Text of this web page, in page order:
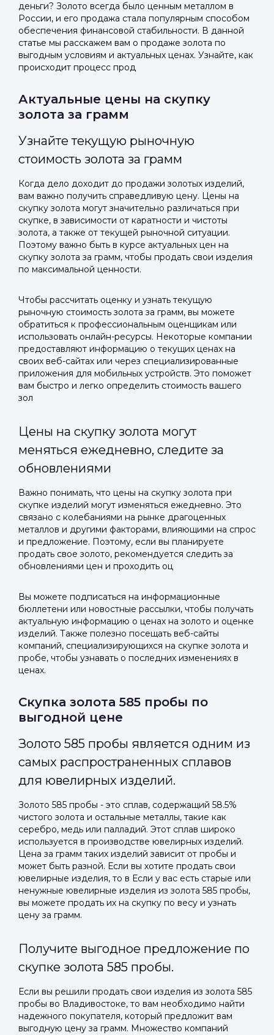
деньги? Золото всегда было ценным металлом в
России, и его продажа стала популярным способом
обеспечения финансовой стабильности. В данной
статье мы расскажем вам о продаже золота по
выгодным условиям и актуальных ценах. Узнайте, как
происходит процесс прод
Актуальные цены на скупку
золота за грамм
Узнайте текущую рыночную
стоимость золота за грамм
Когда дело доходит до продажи золотых изделий,
вам важно получить справедливую цену. Цены на
скупку золота могут значительно различаться при
скупке, в зависимости от каратности и чистоты
золота, а также от текущей рыночной ситуации.
Поэтому важно быть в курсе актуальных цен на
скупку золота за грамм, чтобы продать свои изделия
по максимальной ценности.
Чтобы рассчитать оценку и узнать текущую
рыночную стоимость золота за грамм, вы можете
обратиться к профессиональным оценщикам или
использовать онлайн-ресурсы. Некоторые компании
предоставляют информацию о текущих ценах на
своих веб-сайтах или через специализированные
приложения для мобильных устройств. Это поможет
вам быстро и легко определить стоимость вашего
зол
Цены на скупку золота могут
меняться ежедневно, следите за
обновлениями
Важно понимать, что цены на скупку золота при
скупке изделий могут изменяться ежедневно. Это
связано с колебаниями на рынке драгоценных
металлов и другими факторами, влияющими на спрос
и предложение. Поэтому, если вы планируете
продать свое золото, рекомендуется следить за
обновлениями цен и проходить оц
Вы можете подписаться на информационные
бюллетени или новостные рассылки, чтобы получать
актуальную информацию о ценах на золото и оценке
изделий. Также полезно посещать веб-сайты
компаний, специализирующихся на скупке золота и
пробе, чтобы узнавать о последних изменениях в
ценах.
Скупка золота 585 пробы по
выгодной цене
Золото 585 пробы является одним из
самых распространенных сплавов
для ювелирных изделий.
Золото 585 пробы - это сплав, содержащий 58.5%
чистого золота и остальные металлы, такие как
серебро, медь или палладий. Этот сплав широко
используется в производстве ювелирных изделий.
Цена за грамм таких изделий зависит от пробы и
может быть разной. Если вы хотите продать свои
ювелирные изделия, то в Если у вас есть старые или
ненужные ювелирные изделия из золота 585 пробы,
вы можете продать их на скупку по весу и узнать
цену за грамм.
Получите выгодное предложение по
скупке золота 585 пробы.
Если вы решили продать свои изделия из золота 585
пробы во Владивостоке, то вам необходимо найти
надежного покупателя, который предложит вам
выгодную цену за грамм. Множество компаний